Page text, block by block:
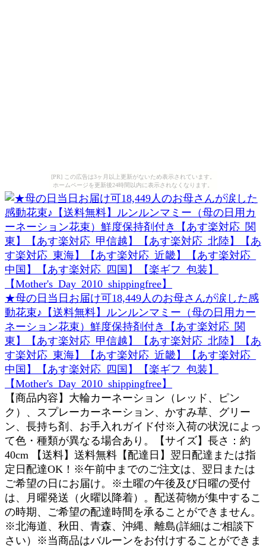
[PR] この広告は3ヶ月以上更新がないため表示されています。
ホームページを更新後24時間以内に表示されなくなります。
★母の日当日お届け可18,449人のお母さんが涙した感
動花束♪【送料無料】ルンルンマミー（母の日用カー
ネーション花束）鮮度保持剤付き【あす楽対応_関
東】【あす楽対応_甲信越】【あす楽対応_北陸】【あ
す楽対応_東海】【あす楽対応_近畿】【あす楽対応_
中国】【あす楽対応_四国】【楽ギフ_包装】
【Mother's_Day_2010_shippingfree】
【商品内容】大輪カーネーション（レッド、ピン
ク）、スプレーカーネーション、かすみ草、グリー
ン、長持ち剤、お手入れガイド付※入荷の状況によっ
て色・種類が異なる場合あり。【サイズ】長さ：約
40cm 【送料】送料無料【配達日】翌日配達または指
定日配達OK！※午前中までのご注文は、翌日または
ご希望の日にお届け。※土曜の午後及び日曜の受付
は、月曜発送（火曜以降着）。配送荷物が集中するこ
の時期、ご希望の配達時間を承ることができません。
※北海道、秋田、青森、沖縄、離島(詳細はご相談下
さい）※当商品はバルーンをお付けすることができま